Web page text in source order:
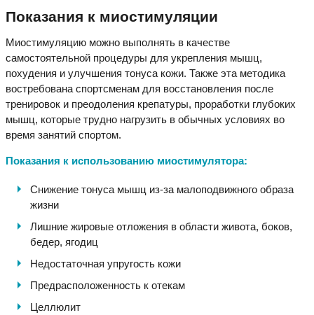
Показания к миостимуляции
Миостимуляцию можно выполнять в качестве
самостоятельной процедуры для укрепления мышц,
похудения и улучшения тонуса кожи. Также эта методика
востребована спортсменам для восстановления после
тренировок и преодоления крепатуры, проработки глубоких
мышц, которые трудно нагрузить в обычных условиях во
время занятий спортом.
Показания к использованию миостимулятора:
Снижение тонуса мышц из-за малоподвижного образа
жизни
Лишние жировые отложения в области живота, боков,
бедер, ягодиц
Недостаточная упругость кожи
Предрасположенность к отекам
Целлюлит